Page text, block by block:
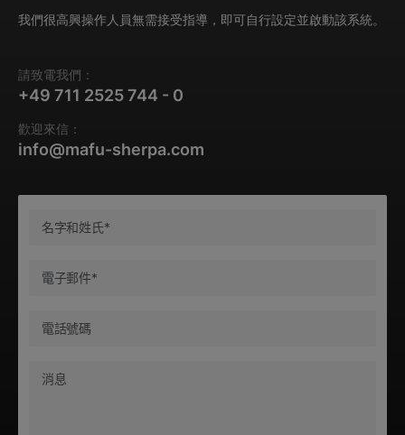
我們很高興操作人員無需接受指導，即可自行設定並啟動該系統。
請致電我們：
+49 711 2525 744 - 0
歡迎來信：
info@mafu-sherpa.com